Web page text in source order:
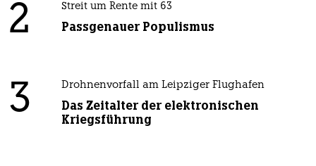
2 Streit um Rente mit 63
Passgenauer Populismus
3 Drohnenvorfall am Leipziger Flughafen
Das Zeitalter der elektronischen
Kriegsführung